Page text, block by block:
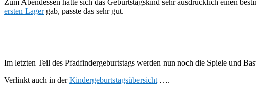
ersten Lagergab, passte das sehr gut.
Im letzten Teil des Pfadfindergeburtstags werden nun noch die Spiele und
Verlinkt auch in derKindergeburtstagsübersicht ….